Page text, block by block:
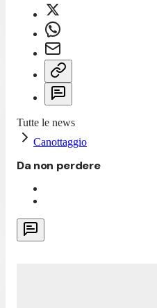
Tutte le news
Canottaggio
Da non perdere